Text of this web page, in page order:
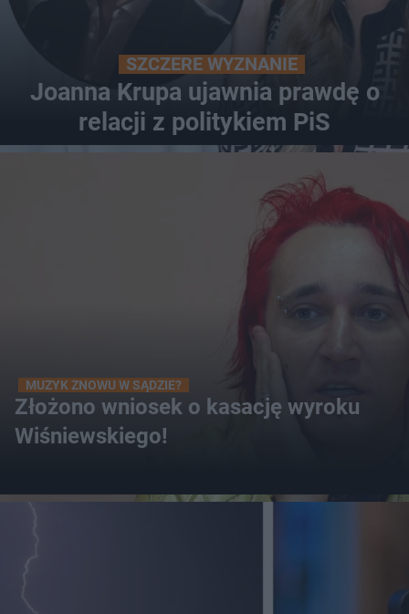
SZCZERE WYZNANIE
Joanna Krupa ujawnia prawdę o
relacji z politykiem PiS
MUZYK ZNOWU W SĄDZIE?
Złożono wniosek o kasację wyroku
Wiśniewskiego!